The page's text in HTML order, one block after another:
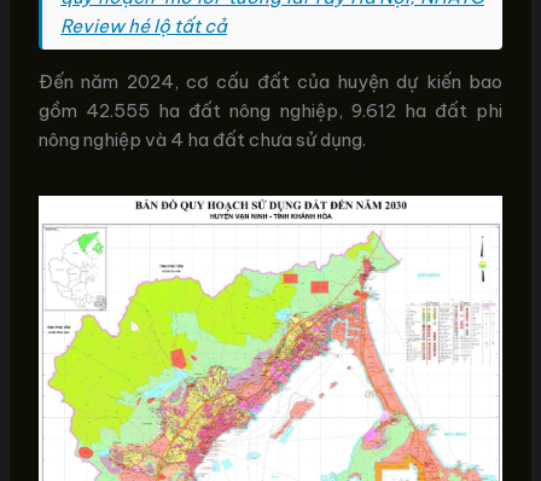
Review hé lộ tất cả
Đến năm 2024, cơ cấu đất của huyện dự kiến bao
gồm 42.555 ha đất nông nghiệp, 9.612 ha đất phi
nông nghiệp và 4 ha đất chưa sử dụng.